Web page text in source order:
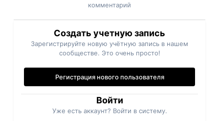
комментарий
Создать учетную запись
Зарегистрируйте новую учётную запись в нашем
сообществе. Это очень просто!
Регистрация нового пользователя
Войти
Уже есть аккаунт? Войти в систему.